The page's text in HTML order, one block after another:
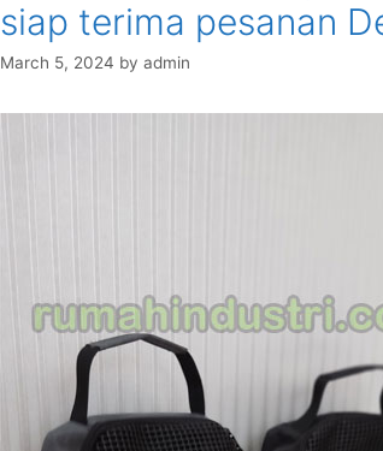
siap terima pesanan
March 5, 2024 by admin